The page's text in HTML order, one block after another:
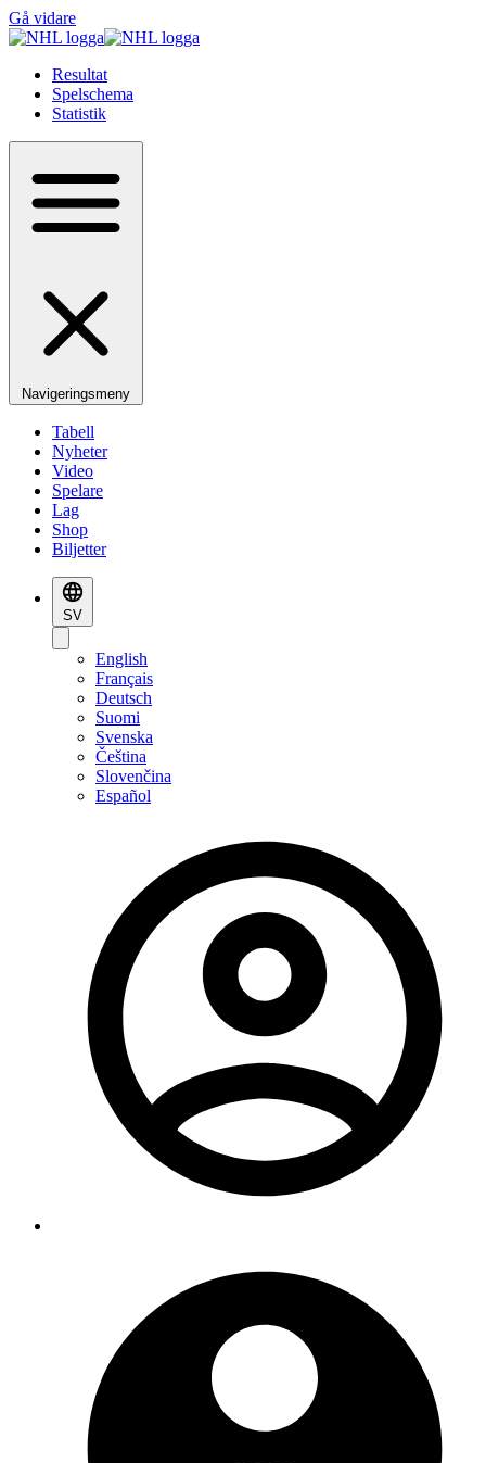
Gå vidare
Resultat
Spelschema
Statistik
Navigeringsmeny
Tabell
Nyheter
Video
Spelare
Lag
Shop
Biljetter
SV
English
Français
Deutsch
Suomi
Svenska
Čeština
Slovenčina
Español